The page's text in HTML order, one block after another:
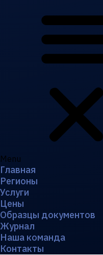
Menu
Главная
Регионы
Услуги
Цены
Образцы документов
Журнал
Наша команда
Контакты